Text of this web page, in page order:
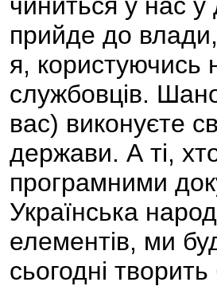
прийде до
я, користуючись
службовців.
вас) виконуєте
держави. А ті,
програмними
Українська
елементів, ми
сьогодні